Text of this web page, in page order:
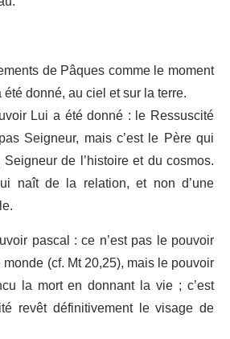
de Pâques comme le moment
donné, au ciel et sur la terre.
Lui a été donné : le Ressuscité
Seigneur, mais c’est le Père qui
de l’histoire et du cosmos.
naît de la relation, et non d’une
pascal : ce n’est pas le pouvoir
(cf. Mt 20,25), mais le pouvoir
la mort en donnant la vie ; c’est
revêt définitivement le visage de